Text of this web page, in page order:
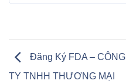
Đăng Ký FDA – CÔNG
TY TNHH THƯƠNG MẠI